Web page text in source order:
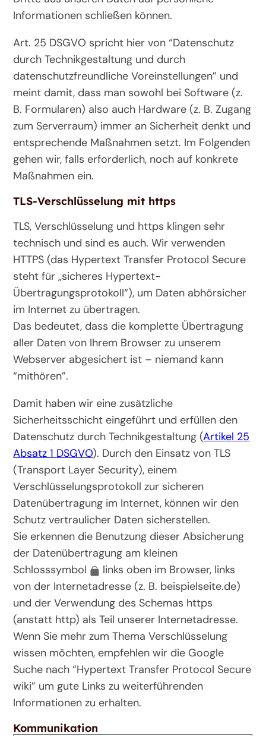
Informationen schließen können.
Art. 25 DSGVO spricht hier von “Datenschutz
durch Technikgestaltung und durch
datenschutzfreundliche Voreinstellungen” und
meint damit, dass man sowohl bei Software (z.
B. Formularen) also auch Hardware (z. B. Zugang
zum Serverraum) immer an Sicherheit denkt und
entsprechende Maßnahmen setzt. Im Folgenden
gehen wir, falls erforderlich, noch auf konkrete
Maßnahmen ein.
TLS-Verschlüsselung mit https
TLS, Verschlüsselung und https klingen sehr
technisch und sind es auch. Wir verwenden
HTTPS (das Hypertext Transfer Protocol Secure
steht für „sicheres Hypertext-
Übertragungsprotokoll“), um Daten abhörsicher
im Internet zu übertragen.
Das bedeutet, dass die komplette Übertragung
aller Daten von Ihrem Browser zu unserem
Webserver abgesichert ist – niemand kann
“mithören”.
Damit haben wir eine zusätzliche
Sicherheitsschicht eingeführt und erfüllen den
Datenschutz durch Technikgestaltung (Artikel 25
Absatz 1 DSGVO). Durch den Einsatz von TLS
(Transport Layer Security), einem
Verschlüsselungsprotokoll zur sicheren
Datenübertragung im Internet, können wir den
Schutz vertraulicher Daten sicherstellen.
Sie erkennen die Benutzung dieser Absicherung
der Datenübertragung am kleinen
Schlosssymbol
links oben im Browser, links
von der Internetadresse (z. B. beispielseite.de)
und der Verwendung des Schemas https
(anstatt http) als Teil unserer Internetadresse.
Wenn Sie mehr zum Thema Verschlüsselung
wissen möchten, empfehlen wir die Google
Suche nach “Hypertext Transfer Protocol Secure
wiki” um gute Links zu weiterführenden
Informationen zu erhalten.
Kommunikation